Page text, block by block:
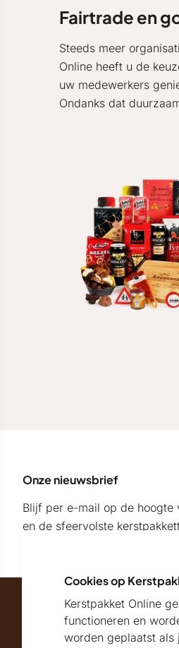
Fairtrade en
Steeds meer
Online heeft u de
uw medewerkers
Ondanks dat
Onze nieuwsbrief
Blijf per e-mail op de hoogte
en de sfeervolste
Maatschappelijk partner van
Cookies op
Kerstpakket Online
functioneren en
worden geplaatst